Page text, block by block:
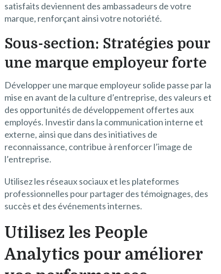
satisfaits deviennent des ambassadeurs de votre
marque, renforçant ainsi votre notoriété.
Sous-section: Stratégies pour
une marque employeur forte
Développer une marque employeur solide passe par la
mise en avant de la culture d’entreprise, des valeurs et
des opportunités de développement offertes aux
employés. Investir dans la communication interne et
externe, ainsi que dans des initiatives de
reconnaissance, contribue à renforcer l’image de
l’entreprise.
Utilisez les réseaux sociaux et les plateformes
professionnelles pour partager des témoignages, des
succès et des événements internes.
Utilisez les People
Analytics pour améliorer